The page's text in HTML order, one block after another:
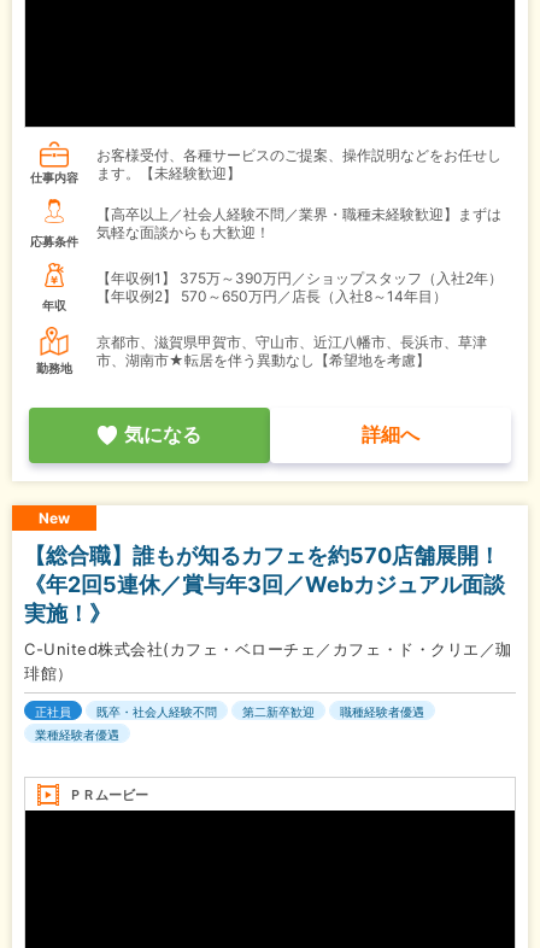
仕事内容
お客様受付、各種サービスのご提案、操作説明などをお任せし
ます。【未経験歓迎】
応募条件
【高卒以上／社会人経験不問／業界・職種未経験歓迎】まずは
気軽な面談からも大歓迎！
年収
【年収例1】
375万～390万円／ショップスタッフ（入社2年）
【年収例2】
570～650万円／店長（入社8～14年目）
勤務地
京都市、滋賀県甲賀市、守山市、近江八幡市、長浜市、草津
市、湖南市★転居を伴う異動なし【希望地を考慮】
気になる 詳細へ
New
【総合職】誰もが知るカフェを約570店舗展開！
《年2回5連休／賞与年3回／Webカジュアル面談
実施！》
C-United株式会社(カフェ・ベローチェ／カフェ・ド・クリエ／珈
琲館）
正社員 既卒・社会人経験不問 第二新卒歓迎
職種経験者優遇
業種経験者優遇
ＰＲムービー